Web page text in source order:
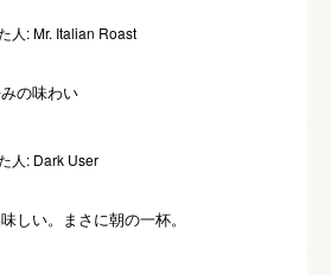
人: Mr. Italian Roast
の味わい
人: Dark User
しい。まさに朝の一杯。